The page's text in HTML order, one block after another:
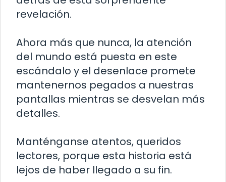
revelación.
Ahora más que nunca, la atención
del mundo está puesta en este
escándalo y el desenlace promete
mantenernos pegados a nuestras
pantallas mientras se desvelan más
detalles.
Manténganse atentos, queridos
lectores, porque esta historia está
lejos de haber llegado a su fin.